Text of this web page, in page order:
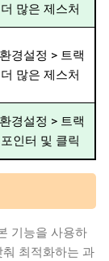
많은 제스처
경설정 > 트랙
많은 제스처
경설정 > 트랙
인터 및 클릭
기능을 사용하
최적화하는 과